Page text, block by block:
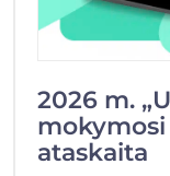
2026 m.
ataskaita